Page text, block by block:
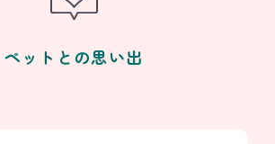
ペットとの思い出